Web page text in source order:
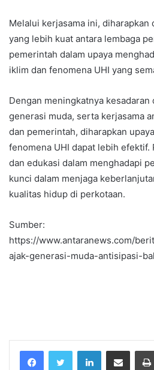
Melalui kerjasama ini,
yang lebih kuat antara lembaga
pemerintah dalam upaya
iklim dan fenomena UHI yang
Dengan meningkatnya kesadaran
generasi muda, serta kerjasama
dan pemerintah, diharapkan
fenomena UHI dapat lebih efektif.
dan edukasi dalam menghadapi
kunci dalam menjaga
kualitas hidup di perkotaan.
Sumber:
https://www.antaranews.com/
ajak-generasi-muda-antisipasi-
FacebookTwitter LinkedInShare via Email